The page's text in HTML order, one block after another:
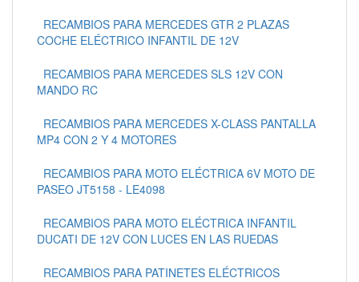
RECAMBIOS PARA MERCEDES GTR 2 PLAZAS
COCHE ELÉCTRICO INFANTIL DE 12V
RECAMBIOS PARA MERCEDES SLS 12V CON
MANDO RC
RECAMBIOS PARA MERCEDES X-CLASS PANTALLA
MP4 CON 2 Y 4 MOTORES
RECAMBIOS PARA MOTO ELÉCTRICA 6V MOTO DE
PASEO JT5158 - LE4098
RECAMBIOS PARA MOTO ELÉCTRICA INFANTIL
DUCATI DE 12V CON LUCES EN LAS RUEDAS
RECAMBIOS PARA PATINETES ELÉCTRICOS